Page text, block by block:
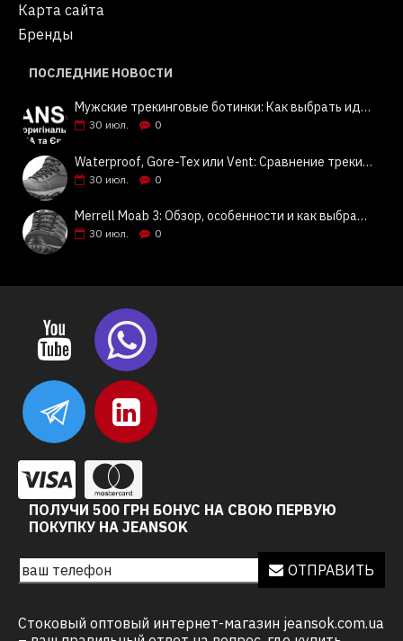
Карта сайта
Бренды
ПОСЛЕДНИЕ НОВОСТИ
Мужские трекинговые ботинки: Как выбрать идеальную пару? Советы и обзор Columbia, Keen, Merrell | Jeansok
30 июл. 0
Waterproof, Gore-Tex или Vent: Сравнение трекинговой обуви Columbia, Keen, Merrell | Jeansok
30 июл. 0
Merrell Moab 3: Обзор, особенности и как выбрать | Jeansok
30 июл. 0
ПОЛУЧИ 500 ГРН БОНУС НА СВОЮ ПЕРВУЮ
ПОКУПКУ НА JEANSOK
ОТПРАВИТЬ
Стоковый оптовый интернет-магазин jeansok.com.ua